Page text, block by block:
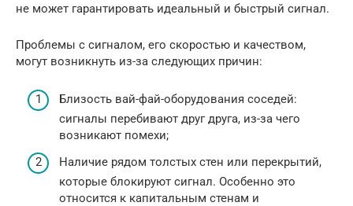
не может гарантировать идеальный и быстрый сигнал.
Проблемы с сигналом, его скоростью и качеством,
могут возникнуть из-за следующих причин:
Близость вай-фай-оборудования соседей:
сигналы перебивают друг друга, из-за чего
возникают помехи;
Наличие рядом толстых стен или перекрытий,
которые блокируют сигнал. Особенно это
относится к капитальным стенам и